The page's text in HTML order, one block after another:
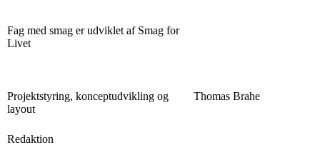
Fag med smag er udviklet af Smag for
Livet
Projektstyring, konceptudvikling og
layout
Thomas Brahe
Redaktion